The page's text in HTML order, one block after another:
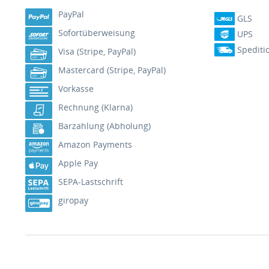
PayPal
Sofortüberweisung
Visa (Stripe, PayPal)
Mastercard (Stripe, PayPal)
Vorkasse
Rechnung (Klarna)
Barzahlung (Abholung)
Amazon Payments
Apple Pay
SEPA-Lastschrift
giropay
GLS
UPS